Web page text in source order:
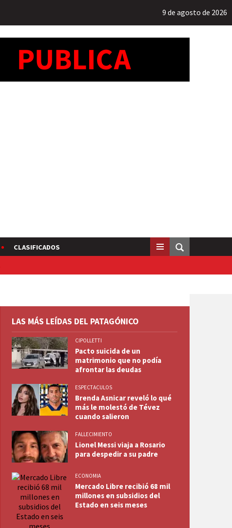
9 de agosto de 2026
CLASIFICADOS
LAS MÁS LEÍDAS DEL PATAGÓNICO
CIPOLLETTI
Pacto suicida de un
matrimonio que no podía
afrontar las deudas
ESPECTACULOS
Brenda Asnicar reveló lo qué
más le molestó de Tévez
cuando salieron
FALLECIMIENTO
Lionel Messi viaja a Rosario
para despedir a su padre
ECONOMIA
Mercado Libre recibió 68 mil
millones en subsidios del
Estado en seis meses